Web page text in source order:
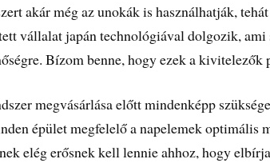
akár még az unokák is használhatják,
vállalat japán technológiával dolgozik, ami
Bízom benne, hogy ezek a kivitelezők
megvásárlása előtt mindenképp
épület megfelelő a napelemek optimális
elég erősnek kell lennie ahhoz, hogy